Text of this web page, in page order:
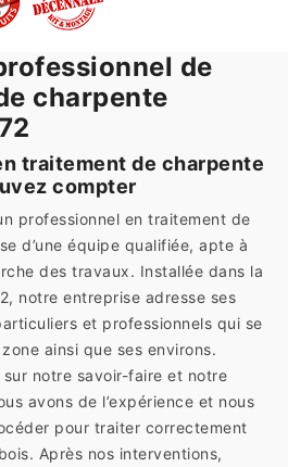
de
charpente
traitement de charpente
compter
professionnel en traitement de
d’une équipe qualifiée, apte à
des travaux. Installée dans la
notre entreprise adresse ses
et professionnels qui se
ainsi que ses environs.
sur notre savoir-faire et notre
avons de l’expérience et nous
pour traiter correctement
Après nos interventions,